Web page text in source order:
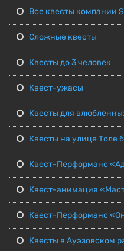
Все квесты компании
Сложные квесты
Квесты до 3 человек
Квест-ужасы
Квесты для
Квесты на улице Толе
Квест-Перформанс
Квест-анимация
Квест-Перформанс
Квесты в Ауэзовском